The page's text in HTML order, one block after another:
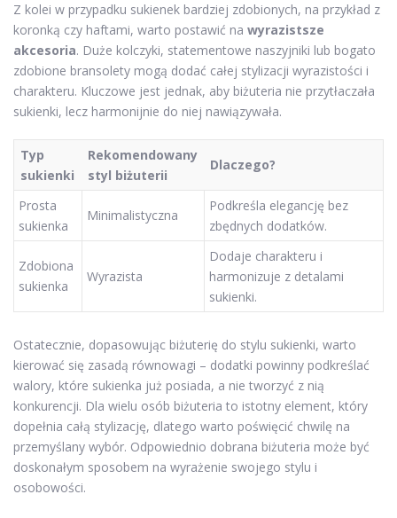
Z kolei w przypadku sukienek bardziej zdobionych, na przykład z
koronką czy haftami, warto postawić na wyrazistsze
akcesoria. Duże kolczyki, statementowe naszyjniki lub bogato
zdobione bransolety mogą dodać całej stylizacji wyrazistości i
charakteru. Kluczowe jest jednak, aby biżuteria nie przytłaczała
sukienki, lecz harmonijnie do niej nawiązywała.
Typ
sukienki
Rekomendowany
styl biżuterii
Dlaczego?
Prosta
sukienka
Minimalistyczna
Podkreśla elegancję bez
zbędnych dodatków.
Zdobiona
sukienka
Wyrazista
Dodaje charakteru i
harmonizuje z detalami
sukienki.
Ostatecznie, dopasowując biżuterię do stylu sukienki, warto
kierować się zasadą równowagi – dodatki powinny podkreślać
walory, które sukienka już posiada, a nie tworzyć z nią
konkurencji. Dla wielu osób biżuteria to istotny element, który
dopełnia całą stylizację, dlatego warto poświęcić chwilę na
przemyślany wybór. Odpowiednio dobrana biżuteria może być
doskonałym sposobem na wyrażenie swojego stylu i
osobowości.